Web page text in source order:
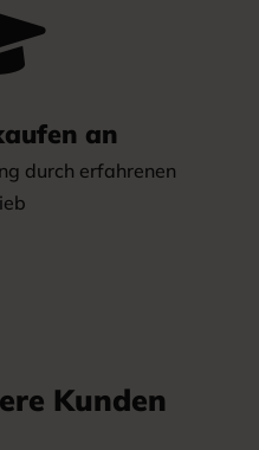
an
durch erfahrenen
Kunden